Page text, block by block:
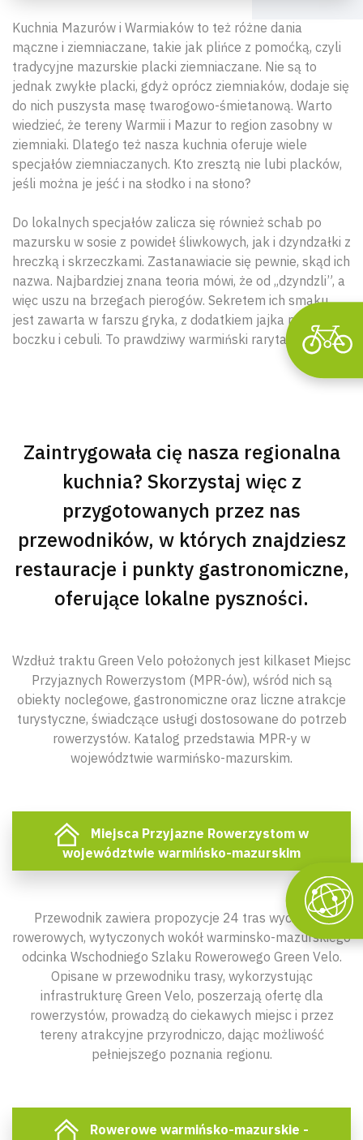
Kuchnia Mazurów i Warmiaków to też różne dania
mączne i ziemniaczane, takie jak plińce z pomoćką, czyli
tradycyjne mazurskie placki ziemniaczane. Nie są to
jednak zwykłe placki, gdyż oprócz ziemniaków, dodaje się
do nich puszysta masę twarogowo-śmietanową. Warto
wiedzieć, że tereny Warmii i Mazur to region zasobny w
ziemniaki. Dlatego też nasza kuchnia oferuje wiele
specjałów ziemniaczanych. Kto zresztą nie lubi placków,
jeśli można je jeść i na słodko i na słono?
Do lokalnych specjałów zalicza się również schab po
mazursku w sosie z powideł śliwkowych, jak i dzyndzałki z
hreczką i skrzeczkami. Zastanawiacie się pewnie, skąd ich
nazwa. Najbardziej znana teoria mówi, że od ,,dzyndzli”, a
więc uszu na brzegach pierogów. Sekretem ich smaku
jest zawarta w farszu gryka, z dodatkiem jajka na twardo,
boczku i cebuli. To prawdziwy warmiński rarytas.
Zaintrygowała cię nasza regionalna
kuchnia? Skorzystaj więc z
przygotowanych przez nas
przewodników, w których znajdziesz
restauracje i punkty gastronomiczne,
oferujące lokalne pyszności.
Wzdłuż traktu Green Velo położonych jest kilkaset Miejsc
Przyjaznych Rowerzystom (MPR-ów), wśród nich są
obiekty noclegowe, gastronomiczne oraz liczne atrakcje
turystyczne, świadczące usługi dostosowane do potrzeb
rowerzystów. Katalog przedstawia MPR-y w
województwie warmińsko-mazurskim.
Miejsca Przyjazne Rowerzystom w
województwie warmińsko-mazurskim
Przewodnik zawiera propozycje 24 tras wycieczek
rowerowych, wytyczonych wokół warminsko-mazurskiego
odcinka Wschodniego Szlaku Rowerowego Green Velo.
Opisane w przewodniku trasy, wykorzystując
infrastrukturę Green Velo, poszerzają ofertę dla
rowerzystów, prowadzą do ciekawych miejsc i przez
tereny atrakcyjne przyrodniczo, dając możliwość
pełniejszego poznania regionu.
Rowerowe warmińsko-mazurskie -